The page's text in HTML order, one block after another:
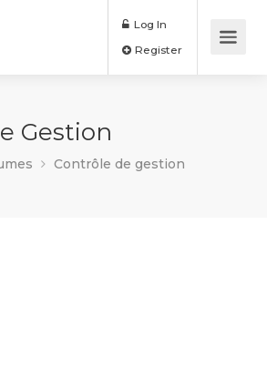
Log In
Gestion
Contrôle de gestion